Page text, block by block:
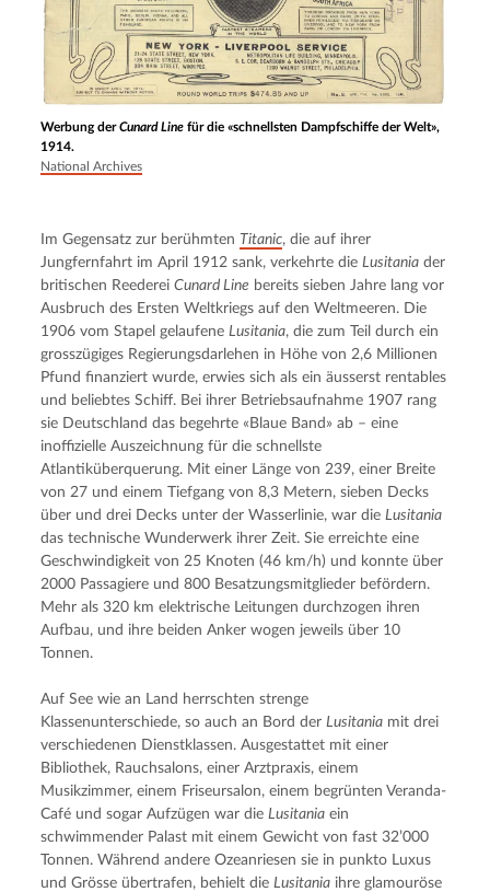
Werbung derCunard Line für die «schnellsten Dampfschiffe der Welt»,
1914.
National Archives
Im Gegensatz zur berühmten Titanic, die auf ihrer
Jungfernfahrt im April 1912 sank, verkehrte die Lusitania der
britischen Reederei Cunard Line bereits sieben Jahre lang vor
Ausbruch des Ersten Weltkriegs auf den Weltmeeren. Die
1906 vom Stapel gelaufene Lusitania, die zum Teil durch ein
grosszügiges Regierungsdarlehen in Höhe von 2,6 Millionen
Pfund finanziert wurde, erwies sich als ein äusserst rentables
und beliebtes Schiff. Bei ihrer Betriebsaufnahme 1907 rang
sie Deutschland das begehrte «Blaue Band» ab – eine
inoffizielle Auszeichnung für die schnellste
Atlantiküberquerung. Mit einer Länge von 239, einer Breite
von 27 und einem Tiefgang von 8,3 Metern, sieben Decks
über und drei Decks unter der Wasserlinie, war die Lusitania
das technische Wunderwerk ihrer Zeit. Sie erreichte eine
Geschwindigkeit von 25 Knoten (46 km/h) und konnte über
2000 Passagiere und 800 Besatzungsmitglieder befördern.
Mehr als 320 km elektrische Leitungen durchzogen ihren
Aufbau, und ihre beiden Anker wogen jeweils über 10
Tonnen.
Auf See wie an Land herrschten strenge
Klassenunterschiede, so auch an Bord der Lusitania mit drei
verschiedenen Dienstklassen. Ausgestattet mit einer
Bibliothek, Rauchsalons, einer Arztpraxis, einem
Musikzimmer, einem Friseursalon, einem begrünten Veranda-
Café und sogar Aufzügen war die Lusitania ein
schwimmender Palast mit einem Gewicht von fast 32’000
Tonnen. Während andere Ozeanriesen sie in punkto Luxus
und Grösse übertrafen, behielt die Lusitania ihre glamouröse